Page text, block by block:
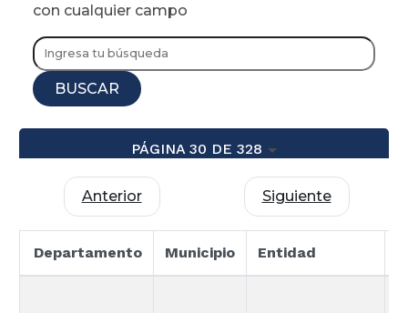
con cualquier campo
BUSCAR
PÁGINA 30 DE 328
Anterior Siguiente
Departamento Municipio Entidad